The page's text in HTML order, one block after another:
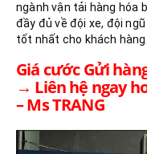
ngành vận tải hàng hóa
đầy đủ về đội xe, đội
tốt nhất cho khách hàng.
Giá cước Gửi
→ Liên hệ ngay
– Ms TRANG